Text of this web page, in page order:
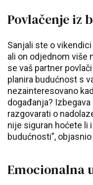
Povlačenje iz
Sanjali ste o
ali on odjednom više
se vaš partner
planira budućnost s
nezainteresovano
događanja?
razgovarati o
nije siguran hoćete li
budućnosti”,
Emocionalna